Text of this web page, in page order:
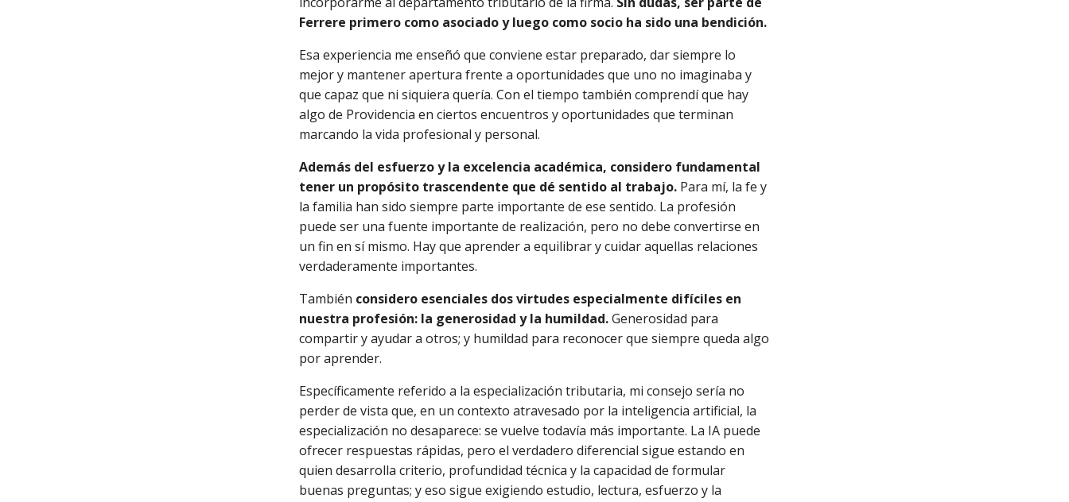
Ferrere primero como asociado y luego como socio ha sido una bendición.
Esa experiencia me enseñó que conviene estar preparado, dar siempre lo
mejor y mantener apertura frente a oportunidades que uno no imaginaba y
que capaz que ni siquiera quería. Con el tiempo también comprendí que hay
algo de Providencia en ciertos encuentros y oportunidades que terminan
marcando la vida profesional y personal.
Además del esfuerzo y la excelencia académica, considero fundamental
tener un propósito trascendente que dé sentido al trabajo. Para mí, la fe y
la familia han sido siempre parte importante de ese sentido. La profesión
puede ser una fuente importante de realización, pero no debe convertirse en
un fin en sí mismo. Hay que aprender a equilibrar y cuidar aquellas relaciones
verdaderamente importantes.
También considero esenciales dos virtudes especialmente difíciles en
nuestra profesión: la generosidad y la humildad.Generosidad para
compartir y ayudar a otros; y humildad para reconocer que siempre queda algo
por aprender.
Específicamente referido a la especialización tributaria, mi consejo sería no
perder de vista que, en un contexto atravesado por la inteligencia artificial, la
especialización no desaparece: se vuelve todavía más importante. La IA puede
ofrecer respuestas rápidas, pero el verdadero diferencial sigue estando en
quien desarrolla criterio, profundidad técnica y la capacidad de formular
buenas preguntas; y eso sigue exigiendo estudio, lectura, esfuerzo y la